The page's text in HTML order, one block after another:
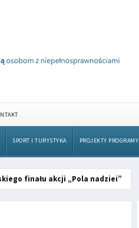
SPORT I TURYSTYKA PROJEKTY PROGRAMY
finału akcji „Pola nadziei”